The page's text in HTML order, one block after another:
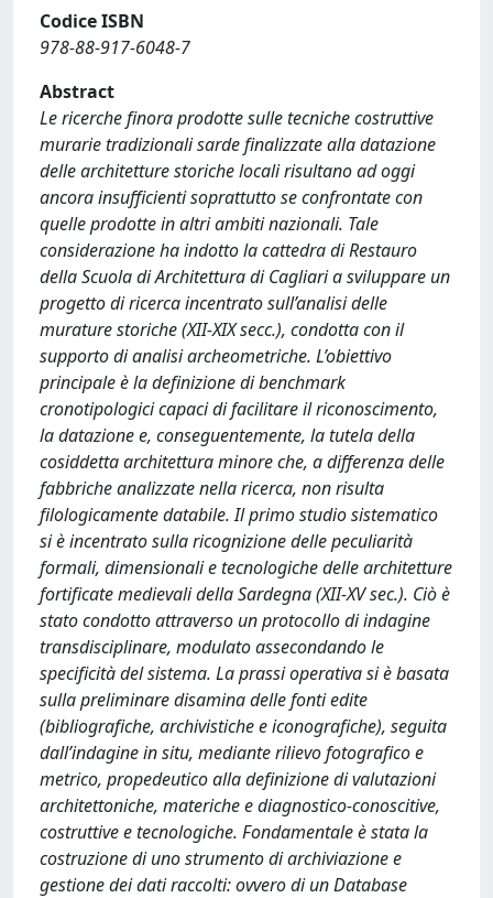
Codice ISBN
978-88-917-6048-7
Abstract
Le ricerche finora prodotte sulle tecniche costruttive
murarie tradizionali sarde finalizzate alla datazione
delle architetture storiche locali risultano ad oggi
ancora insufficienti soprattutto se confrontate con
quelle prodotte in altri ambiti nazionali. Tale
considerazione ha indotto la cattedra di Restauro
della Scuola di Architettura di Cagliari a sviluppare un
progetto di ricerca incentrato sull’analisi delle
murature storiche (XII-XIX secc.), condotta con il
supporto di analisi archeometriche. L’obiettivo
principale è la definizione di benchmark
cronotipologici capaci di facilitare il riconoscimento,
la datazione e, conseguentemente, la tutela della
cosiddetta architettura minore che, a differenza delle
fabbriche analizzate nella ricerca, non risulta
filologicamente databile. Il primo studio sistematico
si è incentrato sulla ricognizione delle peculiarità
formali, dimensionali e tecnologiche delle architetture
fortificate medievali della Sardegna (XII-XV sec.). Ciò è
stato condotto attraverso un protocollo di indagine
transdisciplinare, modulato assecondando le
specificità del sistema. La prassi operativa si è basata
sulla preliminare disamina delle fonti edite
(bibliografiche, archivistiche e iconografiche), seguita
dall’indagine in situ, mediante rilievo fotografico e
metrico, propedeutico alla definizione di valutazioni
architettoniche, materiche e diagnostico-conoscitive,
costruttive e tecnologiche. Fondamentale è stata la
costruzione di uno strumento di archiviazione e
gestione dei dati raccolti: ovvero di un Database